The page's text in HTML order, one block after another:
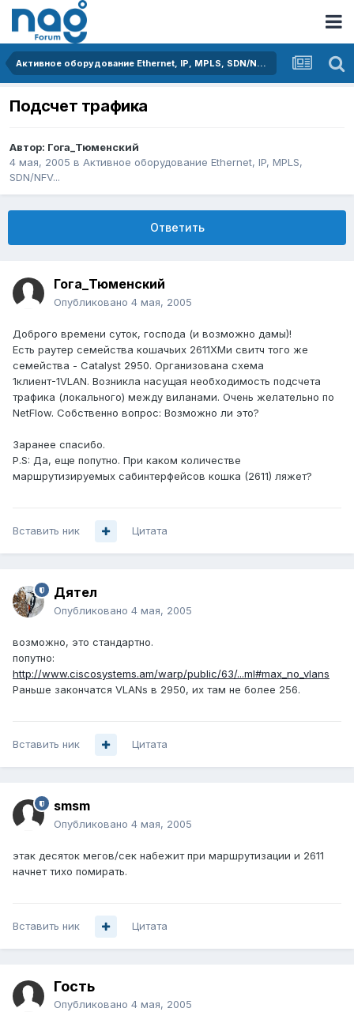
Активное оборудование Ethernet, IP, MPLS, SDN/NFV...
Подсчет трафика
Автор: Гога_Тюменский
4 мая, 2005 в Активное оборудование Ethernet, IP, MPLS,
SDN/NFV...
Ответить
Гога_Тюменский
Опубликовано 4 мая, 2005
Доброго времени суток, господа (и возможно дамы)!
Есть раутер семейства кошачьих 2611ХMи свитч того же
семейства - Catalyst 2950. Организована схема
1клиент-1VLAN. Возникла насущая необходимость подсчета
трафика (локального) между виланами. Очень желательно по
NetFlow. Собственно вопрос: Возможно ли это?
Заранее спасибо.
P.S: Да, еще попутно. При каком количестве
маршрутизируемых сабинтерфейсов кошка (2611) ляжет?
Вставить ник Цитата
Дятел
Опубликовано 4 мая, 2005
возможно, это стандартно.
попутно:
http://www.ciscosystems.am/warp/public/63/...ml#max_no_vlans
Раньше закончатся VLANs в 2950, их там не более 256.
Вставить ник Цитата
smsm
Опубликовано 4 мая, 2005
этак десяток мегов/сек набежит при маршрутизации и 2611
начнет тихо помирать.
Вставить ник Цитата
Гость
Опубликовано 4 мая, 2005